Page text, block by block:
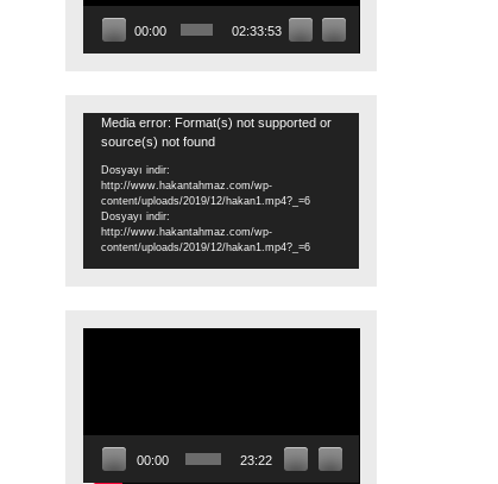
00:00 02:33:53
Video
oynatıcı
Media error: Format(s) not supported or
source(s) not found
Dosyayı indir:
http://www.hakantahmaz.com/wp-
content/uploads/2019/12/hakan1.mp4?_=6
Dosyayı indir:
http://www.hakantahmaz.com/wp-
content/uploads/2019/12/hakan1.mp4?_=6
00:00 23:22